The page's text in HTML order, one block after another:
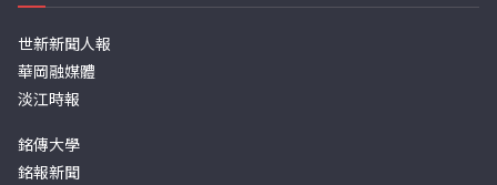
世新新聞人報
華岡融媒體
淡江時報
銘傳大學
銘報新聞